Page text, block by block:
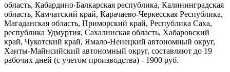
область, Кабардино-Балкарская республика, Калининградская
область, Камчатский край, Карачаево-Черкесская Республика,
Магаданская область, Приморский край, Республика Саха,
республика Удмуртия, Сахалинская область, Хабаровский
край, Чукотский край, Ямало-Ненецкий автономный округ,
Ханты-Майнсийский автономный округ, составляют до 19
рабочих дней (с учетом производства) - 1900 руб.